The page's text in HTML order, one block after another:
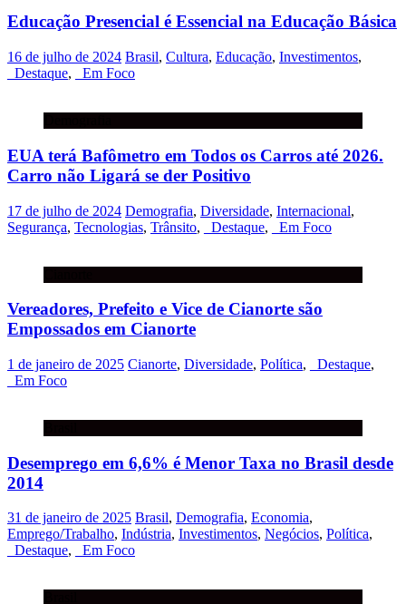
Educação Presencial é Essencial na Educação Básica
16 de julho de 2024 Brasil, Cultura, Educação, Investimentos,
_Destaque, _Em Foco
EUA terá Bafômetro em Todos os Carros até 2026.
Carro não Ligará se der Positivo
17 de julho de 2024 Demografia, Diversidade, Internacional,
Segurança, Tecnologias, Trânsito, _Destaque, _Em Foco
Vereadores, Prefeito e Vice de Cianorte são
Empossados em Cianorte
1 de janeiro de 2025 Cianorte, Diversidade, Política, _Destaque,
_Em Foco
Desemprego em 6,6% é Menor Taxa no Brasil desde
2014
31 de janeiro de 2025 Brasil, Demografia, Economia,
Emprego/Trabalho, Indústria, Investimentos, Negócios, Política,
_Destaque, _Em Foco